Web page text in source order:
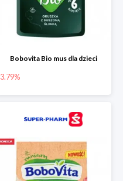
Bobovita Bio mus dla dzieci
3.79%